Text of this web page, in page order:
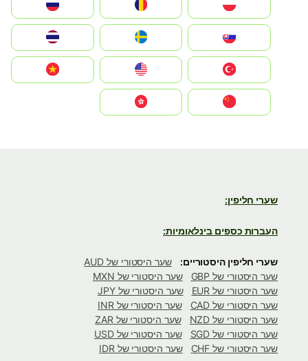
România
Slovensko
United States
Vietnam
שערי חליפין:
העברות כספים בינלאומיות:
שערי חליפין היסטוריים:
שער היסטורי של AUD
שער היסטורי של GBP
שער היסטורי של MXN
שער היסטורי של EUR
שער היסטורי של JPY
שער היסטורי של CAD
שער היסטורי של INR
שער היסטורי של NZD
שער היסטורי של ZAR
שער היסטורי של SGD
שער היסטורי של USD
שער היסטורי של CHF
שער היסטורי של IDR